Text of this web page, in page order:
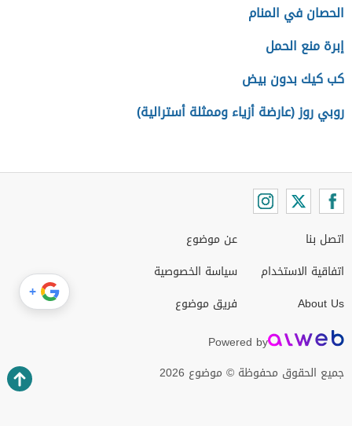
الحصان في المنام
إبرة منع الحمل
كب كيك بدون بيض
روبي روز (عارضة أزياء وممثلة أسترالية)
اتصل بنا
اتفاقية الاستخدام
About Us
عن موضوع
سياسة الخصوصية
فريق موضوع
Powered by
جميع الحقوق محفوظة © موضوع 2026
+